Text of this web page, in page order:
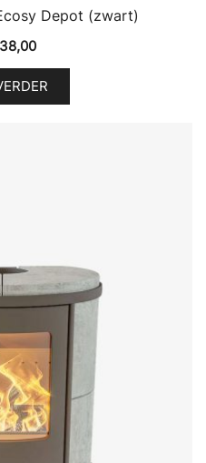
Depot (zwart)